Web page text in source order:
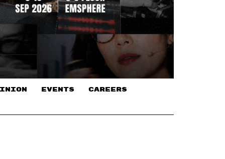
EVENTS CAREERS